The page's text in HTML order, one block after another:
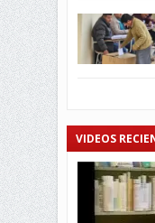
VIDEOS